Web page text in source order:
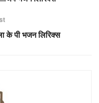
के पी भजन लिरिक्स